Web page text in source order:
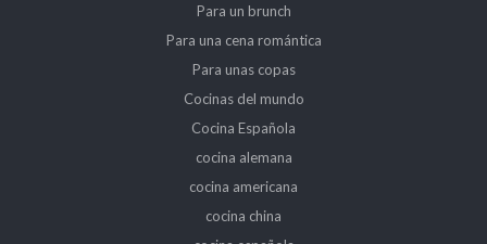
Para un brunch
Para una cena romántica
Para unas copas
Cocinas del mundo
Cocina Española
cocina alemana
cocina americana
cocina china